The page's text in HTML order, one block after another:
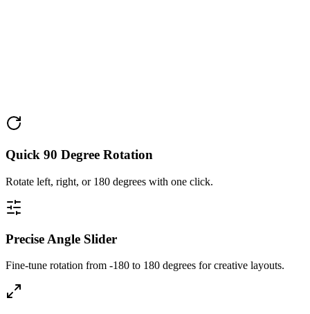
Quick 90 Degree Rotation
Rotate left, right, or 180 degrees with one click.
Precise Angle Slider
Fine-tune rotation from -180 to 180 degrees for creative layouts.